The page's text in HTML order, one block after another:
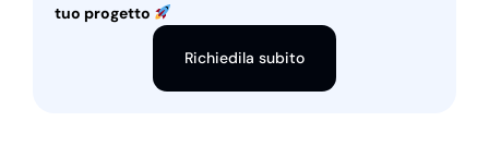
tuo progetto
Richiedila subito